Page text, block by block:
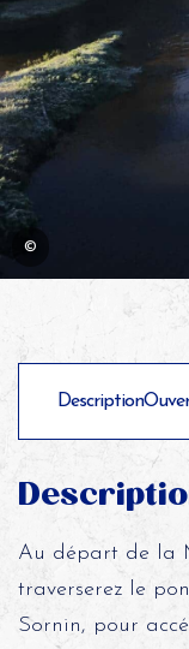
©
Description
Au départ de la
traverserez le
Sornin, pour